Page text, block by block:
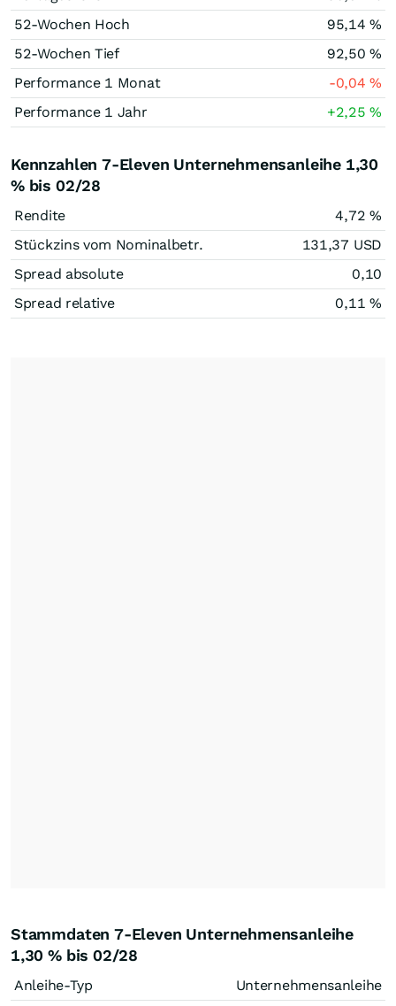
52-Wochen Hoch
95,14%
52-Wochen Tief
92,50%
Performance 1 Monat
-0,04%
Performance 1 Jahr
+2,25%
Kennzahlen 7-Eleven Unternehmensanleihe 1,30
% bis 02/28
Rendite 4,72 %
Stückzins vom Nominalbetr.
131,37 USD
Spread absolute
0,10
Spread relative
0,11 %
Stammdaten 7-Eleven Unternehmensanleihe
1,30 % bis 02/28
Anleihe-Typ
Unternehmensanleihe